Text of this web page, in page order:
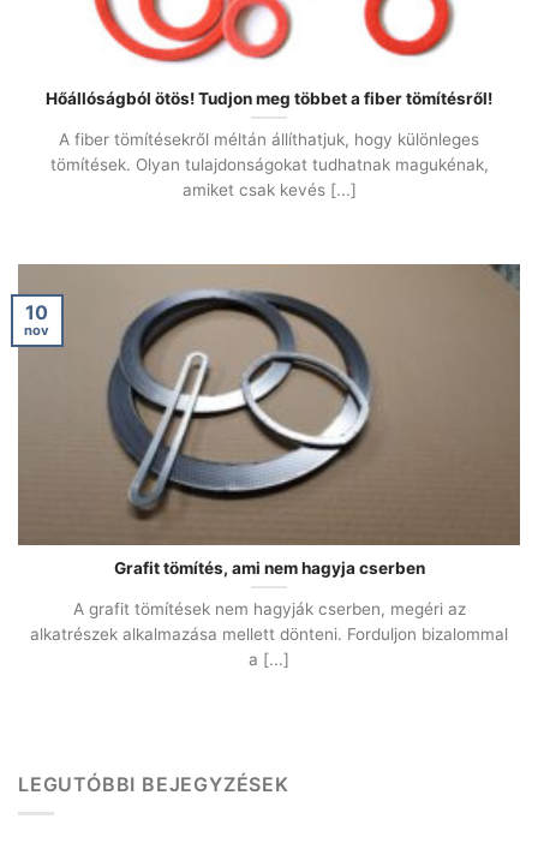
Hőállóságból ötös! Tudjon meg többet a fiber tömítésről!
A fiber tömítésekről méltán állíthatjuk, hogy különleges
tömítések. Olyan tulajdonságokat tudhatnak magukénak,
amiket csak kevés [...]
Grafit tömítés, ami nem hagyja cserben
A grafit tömítések nem hagyják cserben, megéri az
alkatrészek alkalmazása mellett dönteni. Forduljon bizalommal
a [...]
10
nov
LEGUTÓBBI BEJEGYZÉSEK